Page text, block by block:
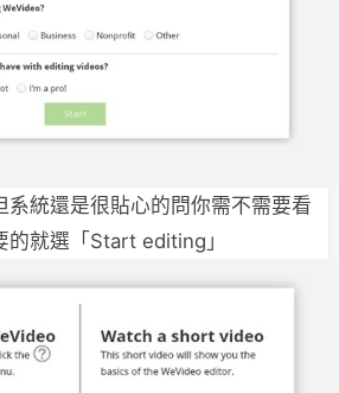
系統還是很貼心的問你需不需要看
就選「Start editing」